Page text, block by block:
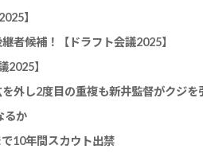
】
者候補！【ドラフト会議2025】
2025】
るか
10年間スカウト出禁